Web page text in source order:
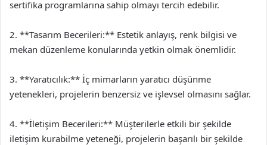
sertifika programlarına sahip olmayı tercih edebilir.
2. **Tasarım Becerileri:** Estetik anlayış, renk bilgisi ve
mekan düzenleme konularında yetkin olmak önemlidir.
3. **Yaratıcılık:** İç mimarların yaratıcı düşünme
yetenekleri, projelerin benzersiz ve işlevsel olmasını sağlar.
4. **İletişim Becerileri:** Müşterilerle etkili bir şekilde
iletişim kurabilme yeteneği, projelerin başarılı bir şekilde